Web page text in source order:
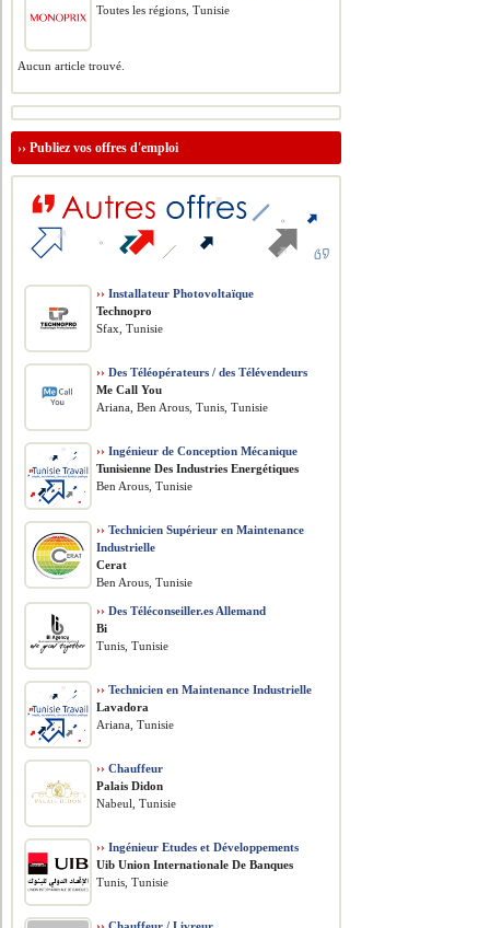
Toutes les régions, Tunisie
Aucun article trouvé.
››Publiez vos offres d'emploi
›› Installateur Photovoltaïque
Technopro
Sfax, Tunisie
›› Des Téléopérateurs / des Télévendeurs
Me Call You
Ariana, Ben Arous, Tunis, Tunisie
›› Ingénieur de Conception Mécanique
Tunisienne Des Industries Energétiques
Ben Arous, Tunisie
›› Technicien Supérieur en Maintenance
Industrielle
Cerat
Ben Arous, Tunisie
›› Des Téléconseiller.es Allemand
Bi
Tunis, Tunisie
›› Technicien en Maintenance Industrielle
Lavadora
Ariana, Tunisie
›› Chauffeur
Palais Didon
Nabeul, Tunisie
›› Ingénieur Etudes et Développements
Uib Union Internationale De Banques
Tunis, Tunisie